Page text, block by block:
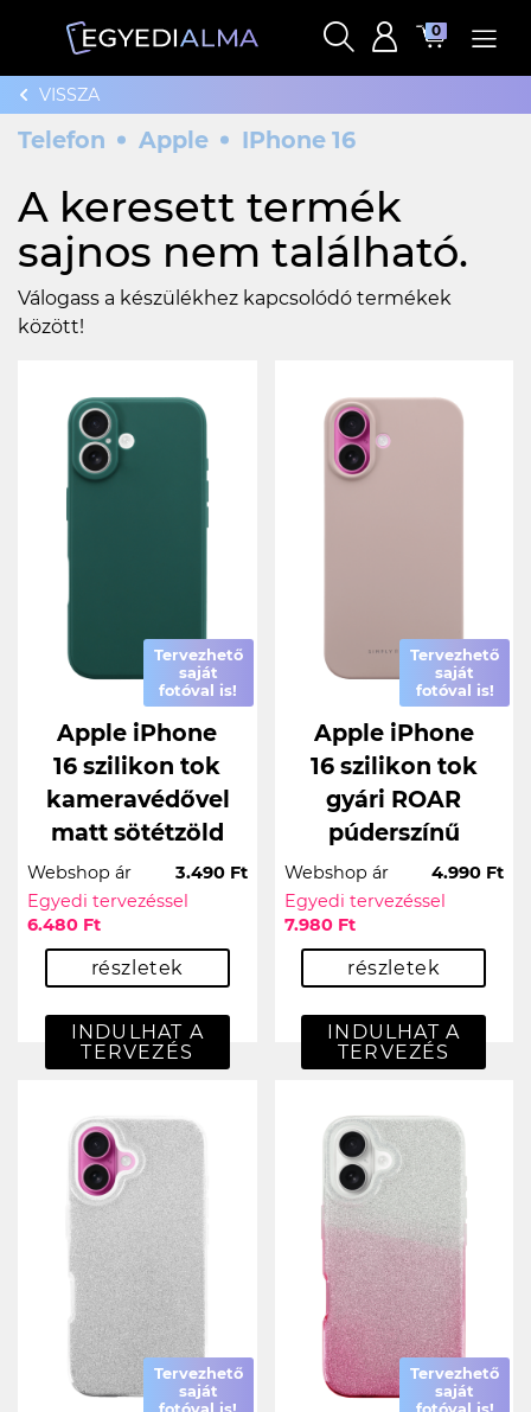
0
VISSZA
Telefon Apple IPhone 16
A keresett termék
sajnos nem található.
Válogass a készülékhez kapcsolódó termékek
között!
Tervezhető
saját
fotóval is!
Apple iPhone
16 szilikon tok
kameravédővel
matt sötétzöld
Webshop ár
3.490 Ft
Egyedi tervezéssel
6.480 Ft
részletek
INDULHAT A
TERVEZÉS
Tervezhető
saját
fotóval is!
Apple iPhone
16 szilikon tok
gyári ROAR
púderszínű
Webshop ár
4.990 Ft
Egyedi tervezéssel
7.980 Ft
részletek
INDULHAT A
TERVEZÉS
Tervezhető
saját
Tervezhető
saját